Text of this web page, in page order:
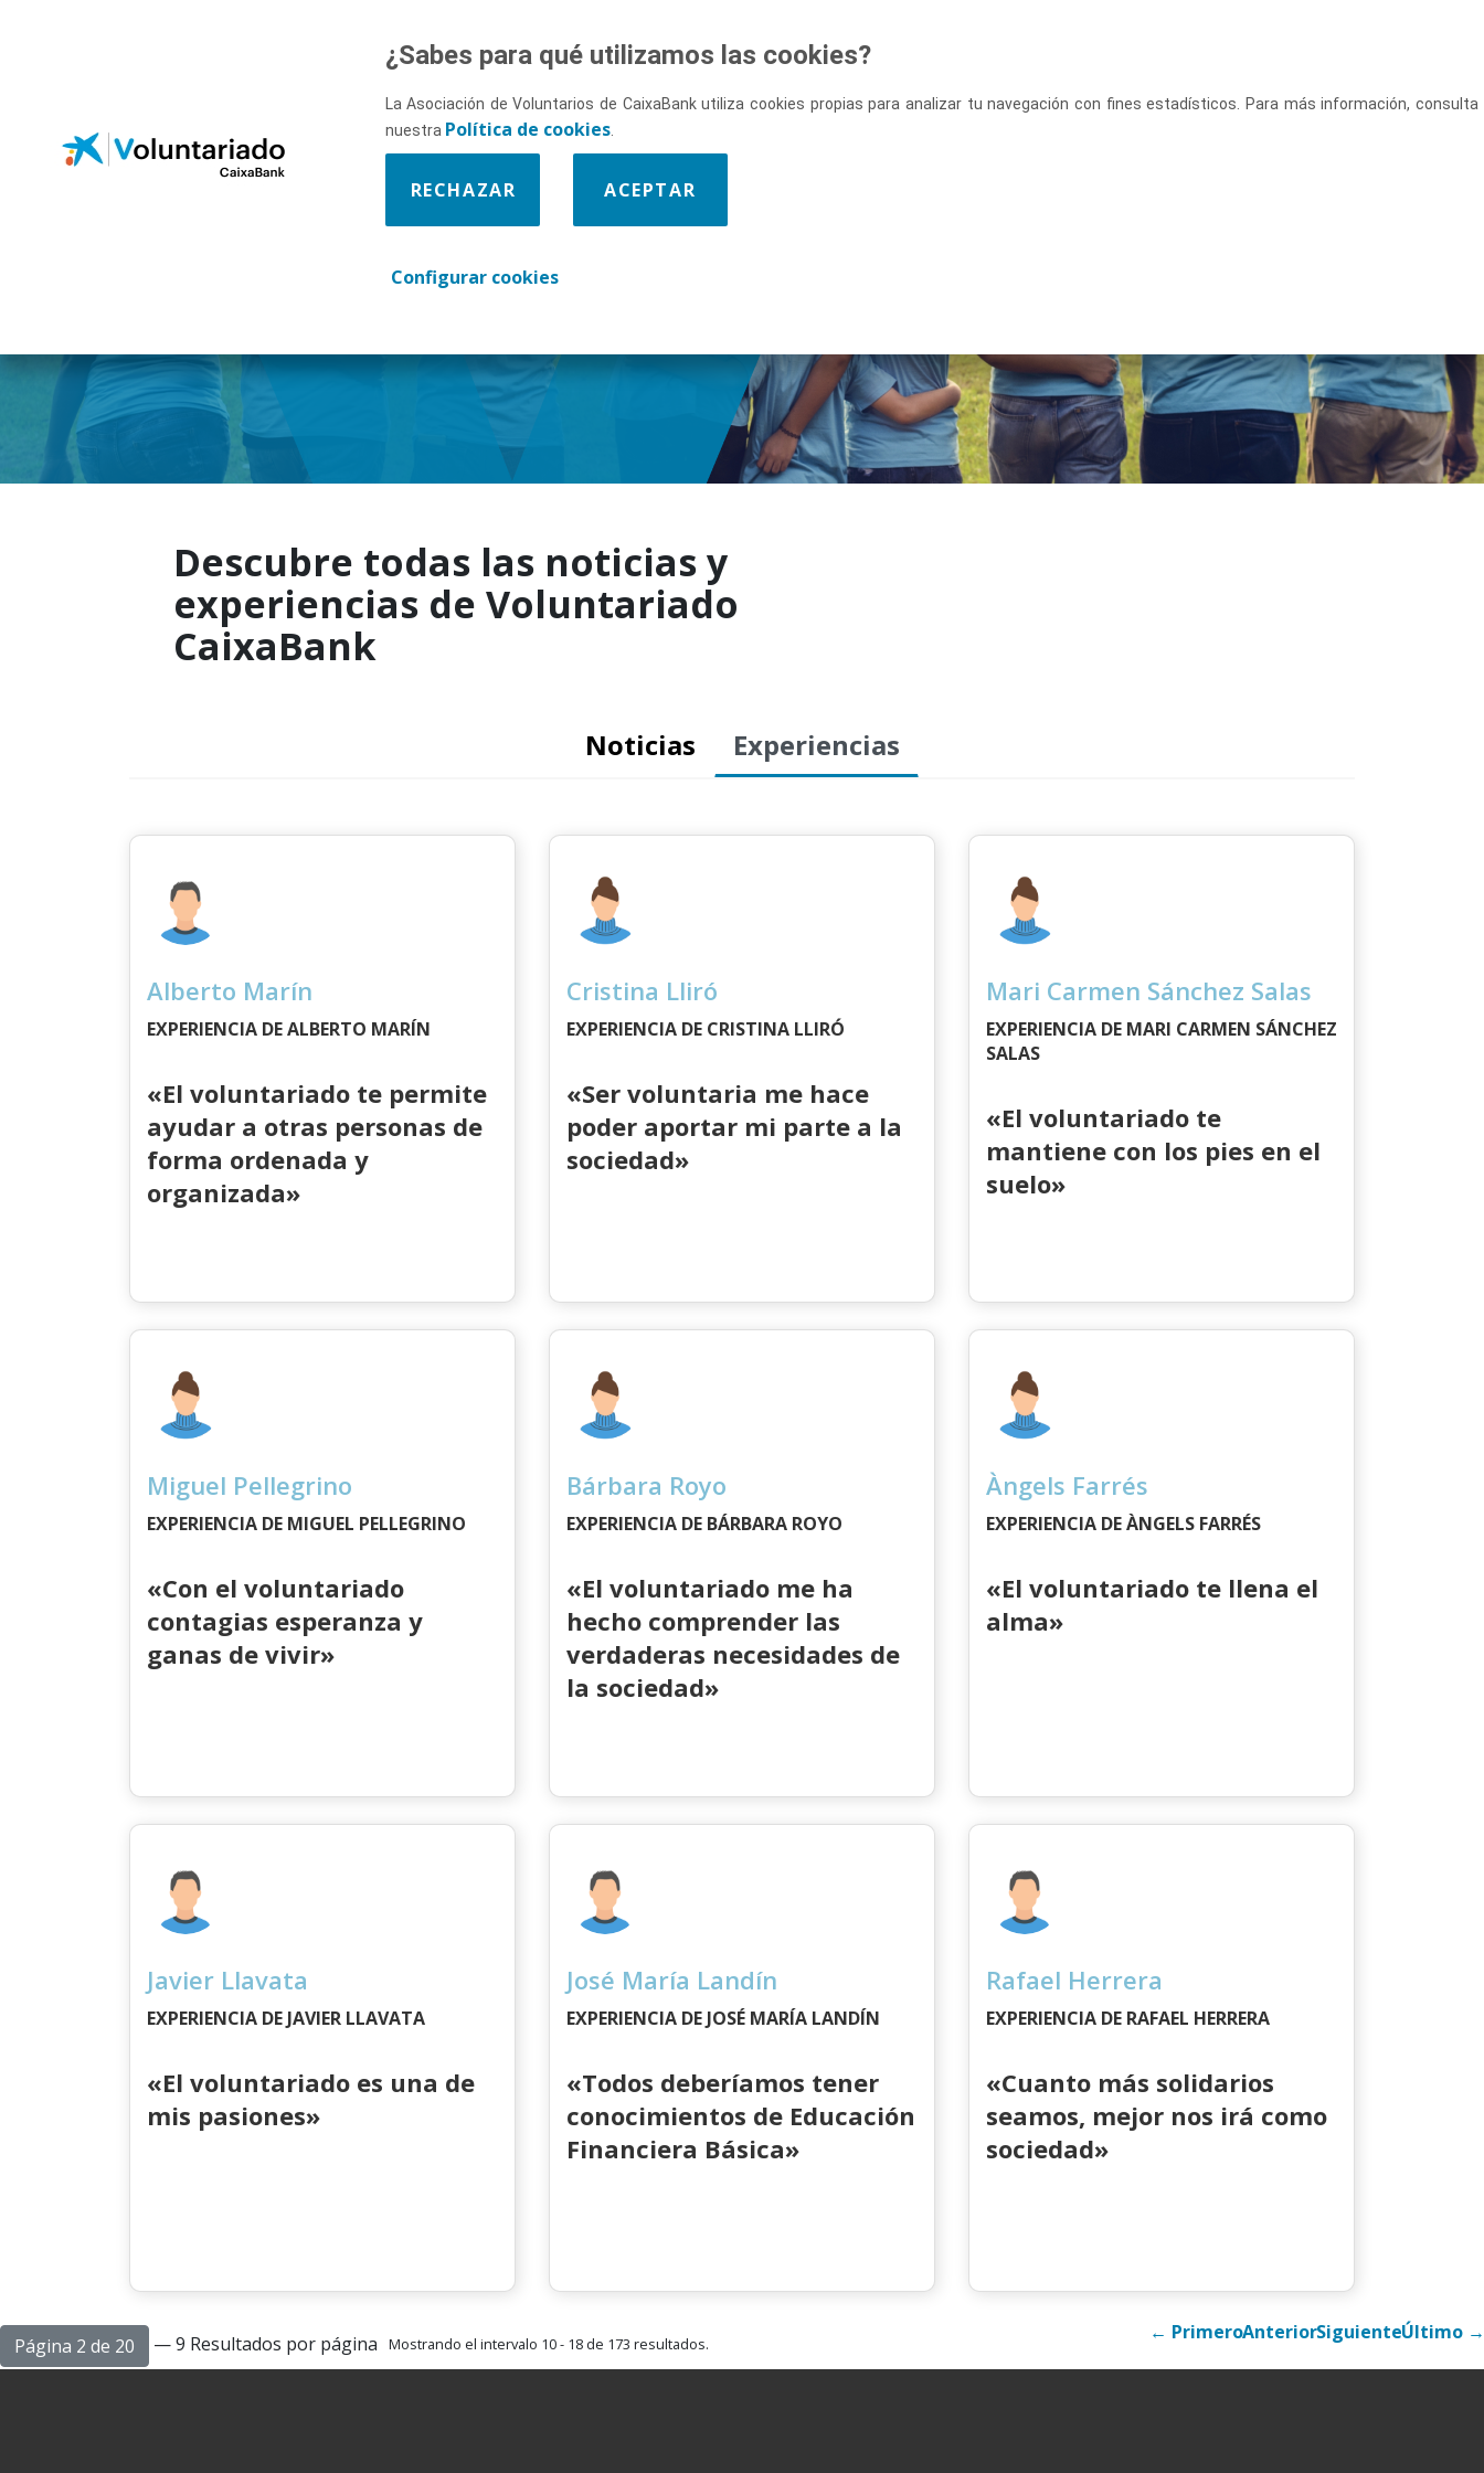
Descúbrenos
Descubre todas las noticias y
experiencias de Voluntariado
CaixaBank
Noticias Experiencias
Alberto Marín
EXPERIENCIA DE ALBERTO MARÍN
«El voluntariado te permite
ayudar a otras personas de
forma ordenada y
organizada»
Cristina Lliró
EXPERIENCIA DE CRISTINA LLIRÓ
«Ser voluntaria me hace
poder aportar mi parte a la
sociedad»
Mari Carmen Sánchez Salas
EXPERIENCIA DE MARI CARMEN SÁNCHEZ
SALAS
«El voluntariado te
mantiene con los pies en el
suelo»
Miguel Pellegrino
EXPERIENCIA DE MIGUEL PELLEGRINO
«Con el voluntariado
contagias esperanza y
ganas de vivir»
Bárbara Royo
EXPERIENCIA DE BÁRBARA ROYO
«El voluntariado me ha
hecho comprender las
verdaderas necesidades de
la sociedad»
Àngels Farrés
EXPERIENCIA DE ÀNGELS FARRÉS
«El voluntariado te llena el
alma»
Javier Llavata
EXPERIENCIA DE JAVIER LLAVATA
«El voluntariado es una de
mis pasiones»
José María Landín
EXPERIENCIA DE JOSÉ MARÍA LANDÍN
«Todos deberíamos tener
conocimientos de Educación
Financiera Básica»
Rafael Herrera
EXPERIENCIA DE RAFAEL HERRERA
«Cuanto más solidarios
seamos, mejor nos irá como
sociedad»
Página 2 de 20 — 9 Resultados por página Mostrando el intervalo 10 - 18 de 173 resultados. ← PrimeroAnteriorSiguienteÚltimo →
¿Sabes para qué utilizamos las cookies?
La Asociación de Voluntarios de CaixaBank utiliza cookies propias para analizar tu navegación con fines estadísticos. Para más información, consulta
nuestra Política de cookies.
RECHAZAR ACEPTAR
Configurar cookies